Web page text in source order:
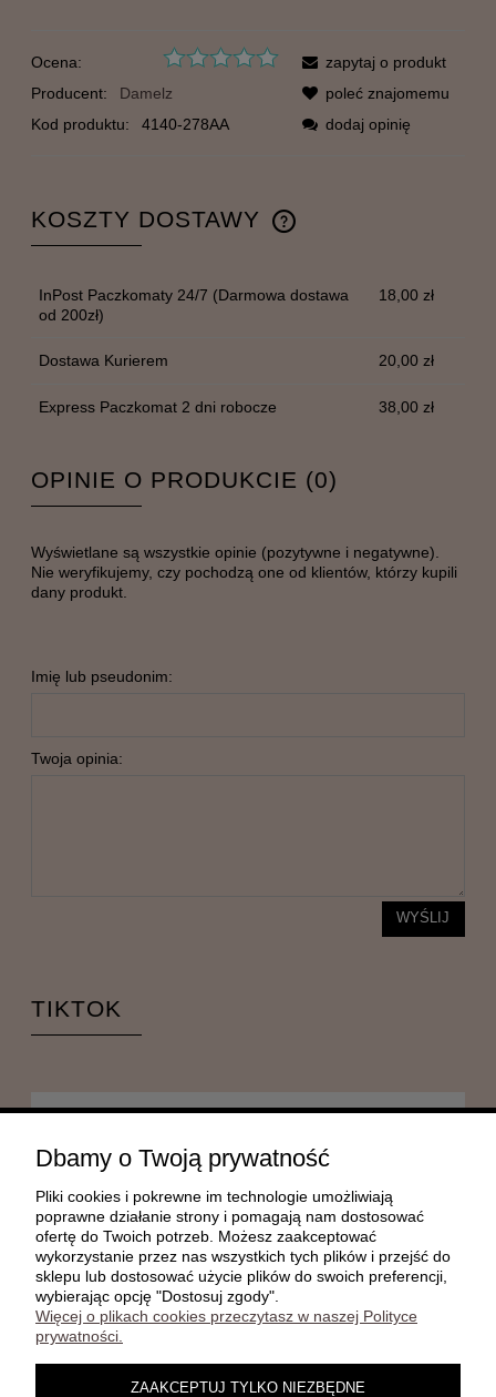
Ocena:
Producent:
Damelz
Kod produktu:
4140-278AA
zapytaj o produkt
poleć znajomemu
dodaj opinię
KOSZTY DOSTAWY
CENA NIE ZAWIERA EWENTUALNYCH KOSZTÓW
InPost Paczkomaty 24/7 (Darmowa dostawa
od 200zł)
18,00 zł
Dostawa Kurierem 20,00 zł
Express Paczkomat 2 dni robocze 38,00 zł
OPINIE O PRODUKCIE (0)
Wyświetlane są wszystkie opinie (pozytywne i negatywne).
Nie weryfikujemy, czy pochodzą one od klientów, którzy kupili
dany produkt.
Imię lub pseudonim:
Twoja opinia:
WYŚLIJ
TIKTOK
MOJE KONTO
PŁATNOŚCI I DOSTAWA
INFORMACJE
Dbamy o Twoją prywatność
Pliki cookies i pokrewne im technologie umożliwiają
poprawne działanie strony i pomagają nam dostosować
ofertę do Twoich potrzeb. Możesz zaakceptować
wykorzystanie przez nas wszystkich tych plików i przejść do
sklepu lub dostosować użycie plików do swoich preferencji,
wybierając opcję "Dostosuj zgody".
Więcej o plikach cookies przeczytasz w naszej Polityce
prywatności.
ZAAKCEPTUJ TYLKO NIEZBĘDNE